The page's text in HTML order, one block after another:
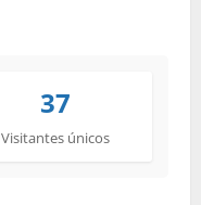
37
Visitantes únicos